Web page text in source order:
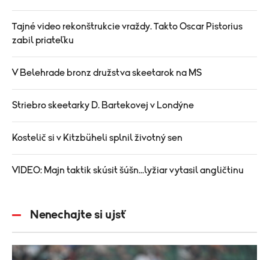
Tajné video rekonštrukcie vraždy. Takto Oscar Pistorius
zabil priateľku
V Belehrade bronz družstva skeetarok na MS
Striebro skeetarky D. Bartekovej v Londýne
Kostelič si v Kitzbüheli splnil životný sen
VIDEO: Majn taktik skúsit šúšn...lyžiar vytasil angličtinu
Nenechajte si ujsť